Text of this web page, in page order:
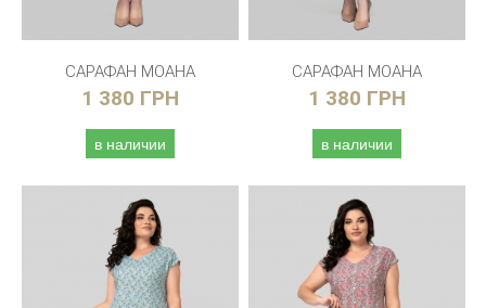
САРАФАН МОАНА
1 380 ГРН
в наличии
САРАФАН МОАНА
1 380 ГРН
в наличии